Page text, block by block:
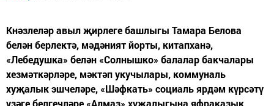
Кнәзлеләр авыл җирлеге башлыгы Тамара Белова
белән берлектә, мәдәният йорты, китапханә,
«Лебедушка» белән «Солнышко» балалар бакчалары
хезмәткәрләре, мәктәп укучылары, коммуналь
хуҗалык эшчеләре, «Шәфкать» социаль ярдәм күрсәтү
үзәге белгечләре «Алмаз» хуҗалыгына яфраказык